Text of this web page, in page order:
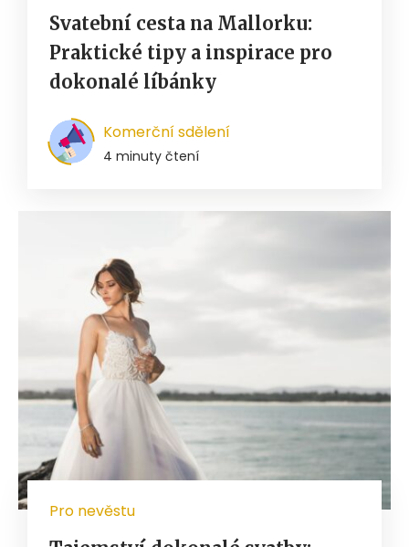
Svatební cesta na Mallorku:
Praktické tipy a inspirace pro
dokonalé líbánky
Komerční sdělení
4 minuty čtení
Pro nevěstu